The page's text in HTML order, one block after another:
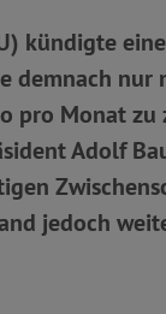
kündigte
demnach nur
pro Monat zu
Adolf
jedoch